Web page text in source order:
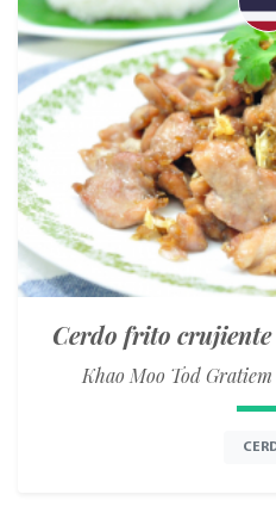
Cerdo frito
Khao Moo Tod